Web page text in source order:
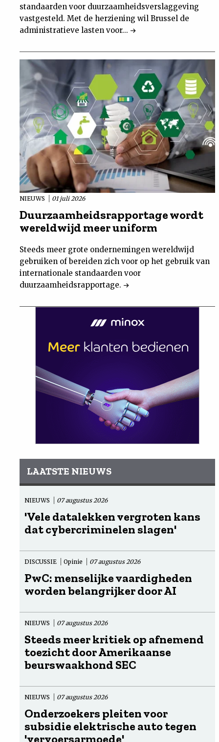
standaarden voor duurzaamheidsverslaggeving
vastgesteld. Met de herziening wil Brussel de
administratieve lasten voor...
NIEUWS 01 juli 2026
Duurzaamheidsrapportage wordt
wereldwijd meer uniform
Steeds meer grote ondernemingen wereldwijd
gebruiken of bereiden zich voor op het gebruik van
internationale standaarden voor
duurzaamheidsrapportage.
LAATSTE NIEUWS
NIEUWS 07 augustus 2026
'Vele datalekken vergroten kans
dat cybercriminelen slagen'
DISCUSSIE Opinie 07 augustus 2026
PwC: menselijke vaardigheden
worden belangrijker door AI
NIEUWS 07 augustus 2026
Steeds meer kritiek op afnemend
toezicht door Amerikaanse
beurswaakhond SEC
NIEUWS 07 augustus 2026
Onderzoekers pleiten voor
subsidie elektrische auto tegen
'vervoersarmoede'